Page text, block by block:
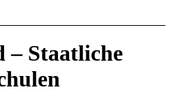
– Staatliche